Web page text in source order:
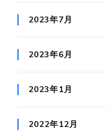
2023年7月
2023年6月
2023年1月
2022年12月